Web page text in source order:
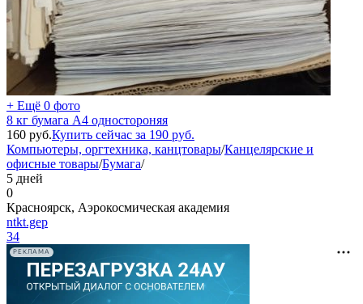
+ Ещё 0 фото
8 кг бумага А4 одностороняя
160 руб.Купить сейчас за 190 руб.
Компьютеры, оргтехника, канцтовары/Канцелярские и
офисные товары/Бумага/
5 дней
0
Красноярск, Аэрокосмическая академия
ntkt.gep
34
РЕКЛАМА